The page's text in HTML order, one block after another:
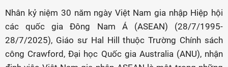
Nhân kỷ niệm 30 năm ngày Việt Nam gia nhập Hiệp hội
các quốc gia Đông Nam Á (ASEAN) (28/7/1995-
28/7/2025), Giáo sư Hal Hill thuộc Trường Chính sách
công Crawford, Đại học Quốc gia Australia (ANU), nhận